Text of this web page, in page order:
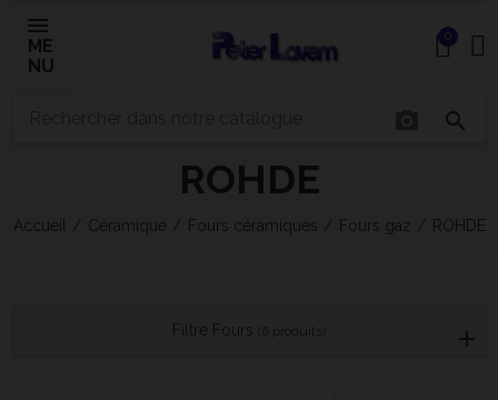
ME
NU
0
search
ROHDE
Accueil Céramique Fours céramiques Fours gaz ROHDE
Filtre Fours (6 produits)
×
Comment puis-je vous aider aujourd'hui ?